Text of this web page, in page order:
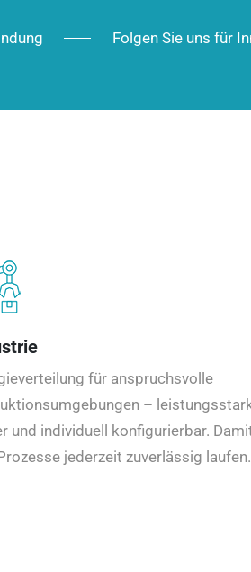
Folgen Sie uns für
für anspruchsvolle
–
und individuell konfigurierbar.
jederzeit zuverlässig laufen.